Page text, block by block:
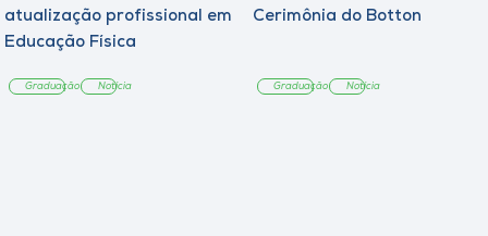
atualização profissional em
Educação Física
Graduação Notícia
Cerimônia do Botton
Graduação Notícia